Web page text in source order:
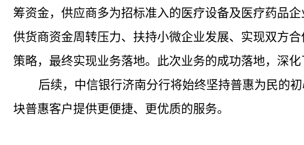
筹资金，供应商多为招标准入的医疗设备及医疗药品
供货商资金周转压力、扶持小微企业发展、实现双方
策略，最终实现业务落地。此次业务的成功落地，深
后续，中信银行济南分行将始终坚持普惠为民的初
块普惠客户提供更便捷、更优质的服务。